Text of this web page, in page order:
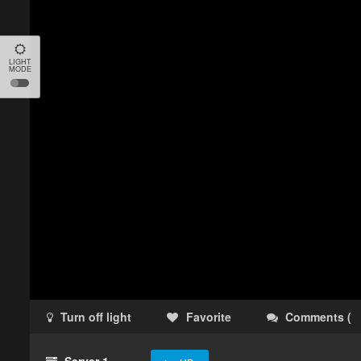
LIGHT
MODE
Turn off light Favorite Comments (